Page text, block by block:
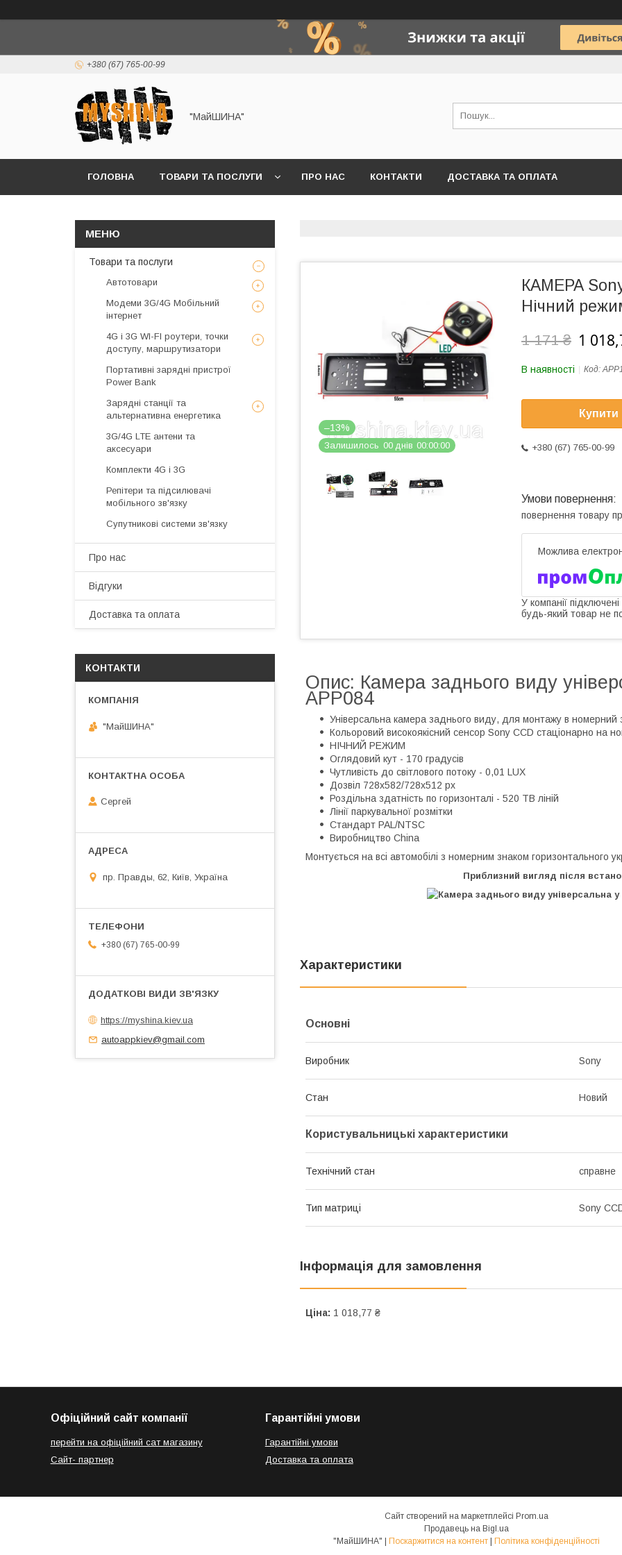
+380 (67) 765-00-99
"МайШИНА"
ГОЛОВНА ТОВАРИ ТА ПОСЛУГИ ПРО НАС КОНТАКТИ ДОСТАВКА ТА ОПЛАТА
–13%
Залишилось 00 днів 00 00 00
КАМЕРА
Нічний
1 171 ₴ 1
В наявності Код:
Купити
+380 (67) 765-00-99
повернення товару
У компанії
будь-який товар не
Опис: Камера заднього виду
APP084
Універсальна камера заднього виду, для монтажу в номерний
Кольоровий високоякісний сенсор Sony CCD стаціонарно на
НІЧНИЙ РЕЖИМ
Оглядовий кут - 170 градусів
Чутливість до світлового потоку - 0,01 LUX
Дозвіл 728x582/728x512 px
Роздільна здатність по горизонталі - 520 ТВ ліній
Лінії паркувальної розмітки
Стандарт PAL/NTSC
Виробництво China
Монтується на всі автомобілі з номерним знаком горизонтального
Приблизний вигляд після
Характеристики
Основні
Виробник Sony
Стан Новий
Користувальницькі характеристики
Технічний стан справне
Тип матриці Sony
Інформація для замовлення
Ціна: 1 018,77 ₴
Товари та послуги
Автотовари
Модеми 3G/4G Мобільний
інтернет
4G і 3G WI-FI роутери, точки
доступу, маршрутизатори
Портативні зарядні пристрої
Power Bank
Зарядні станції та
альтернативна енергетика
3G/4G LTE антени та
аксесуари
Комплекти 4G і 3G
Репітери та підсилювачі
мобільного зв'язку
Супутникові системи зв'язку
Про нас
Відгуки
Доставка та оплата
КОНТАКТИ
"МайШИНА"
Сергей
пр. Правды, 62, Київ, Україна
+380 (67) 765-00-99
https://myshina.kiev.ua
autoappkiev@gmail.com
Офіційний сайт компанії
перейти на офіційний сат магазину
Сайт- партнер
Гарантійні умови
Гарантійні умови
Доставка та оплата
Сайт створений на маркетплейсі Prom.ua
Продавець на Bigl.ua
"МайШИНА" | Поскаржитися на контент | Політика конфіденційності